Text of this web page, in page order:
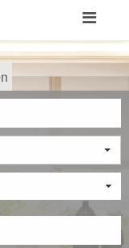
Toggle